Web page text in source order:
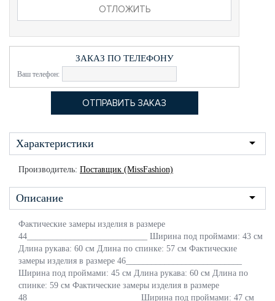
ОТЛОЖИТЬ
ЗАКАЗ ПО ТЕЛЕФОНУ
Ваш телефон:
Характеристики
Производитель: Поставщик (MissFashion)
Описание
Фактические замеры изделия в размере
44____________________________ Ширина под проймами: 43 см
Длина рукава: 60 см Длина по спинке: 57 см Фактические
замеры изделия в размере 46___________________________
Ширина под проймами: 45 см Длина рукава: 60 см Длина по
спинке: 59 см Фактические замеры изделия в размере
48__________________________ Ширина под проймами: 47 см